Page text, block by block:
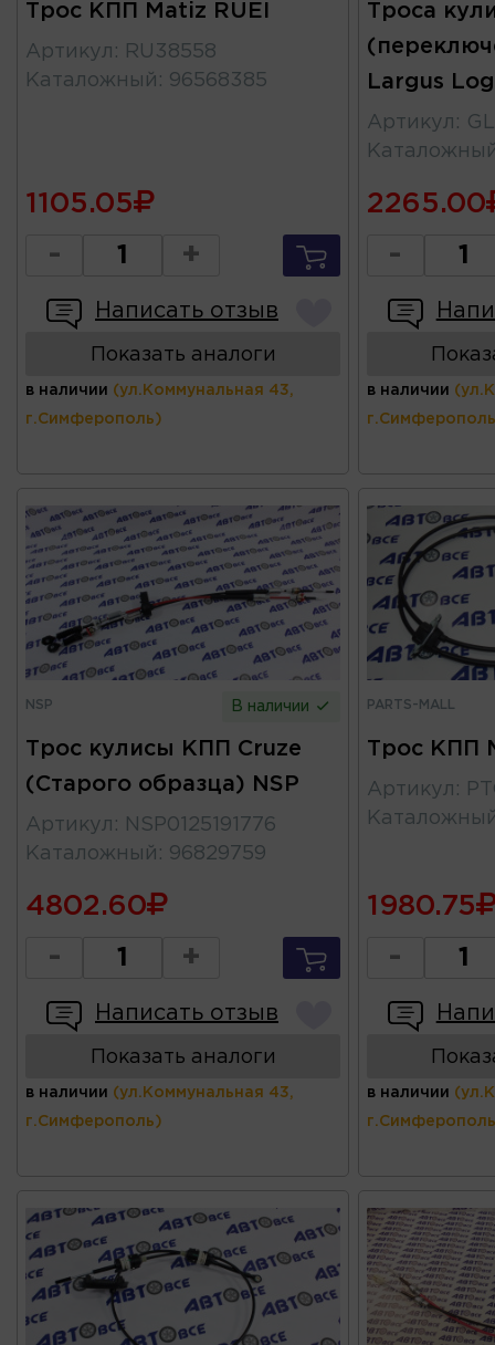
Трос КПП Matiz RUEI
Артикул :
RU38558
Каталожный : 96568385
1105.05
- +
Написать отзыв
Показать аналоги
в наличии (ул.Коммунальная 43,
г.Симферополь)
Троса
Largus
Артикул :
2265.00
-
в наличии
NSP В наличии
Трос кулисы КПП Cruze
(Старого образца) NSP
Артикул :
NSP0125191776
Каталожный : 96829759
4802.60
- +
Написать отзыв
Показать аналоги
в наличии (ул.Коммунальная 43,
г.Симферополь)
PARTS-MALL
Трос КПП
Артикул :
1980.75
-
в наличии